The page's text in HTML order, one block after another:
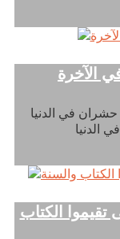
الآخرة
في الدنيا
الكتاب